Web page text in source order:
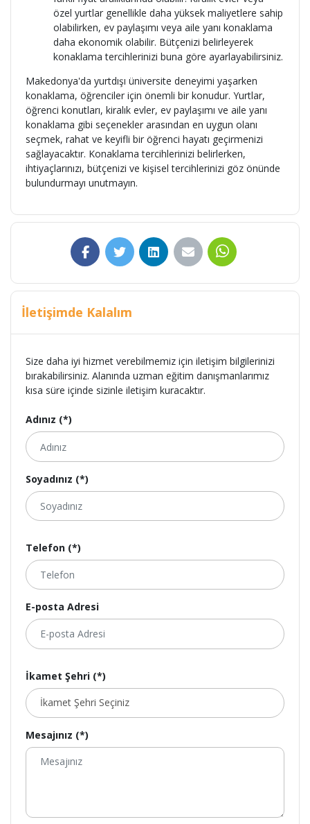
özel yurtlar genellikle daha yüksek maliyetlere sahip
olabilirken, ev paylaşımı veya aile yanı konaklama
daha ekonomik olabilir. Bütçenizi belirleyerek
konaklama tercihlerinizi buna göre ayarlayabilirsiniz.
Makedonya'da yurtdışı üniversite deneyimi yaşarken
konaklama, öğrenciler için önemli bir konudur. Yurtlar,
öğrenci konutları, kiralık evler, ev paylaşımı ve aile yanı
konaklama gibi seçenekler arasından en uygun olanı
seçmek, rahat ve keyifli bir öğrenci hayatı geçirmenizi
sağlayacaktır. Konaklama tercihlerinizi belirlerken,
ihtiyaçlarınızı, bütçenizi ve kişisel tercihlerinizi göz önünde
bulundurmayı unutmayın.
İletişimde Kalalım
Size daha iyi hizmet verebilmemiz için iletişim bilgilerinizi
bırakabilirsiniz. Alanında uzman eğitim danışmanlarımız
kısa süre içinde sizinle iletişim kuracaktır.
Adınız (*)
Soyadınız (*)
Telefon (*)
E-posta Adresi
İkamet Şehri (*)
Mesajınız (*)